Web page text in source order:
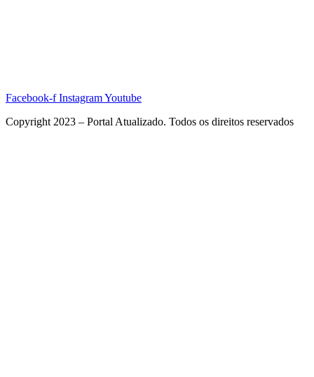
Facebook-f InstagramYoutube
Copyright 2023 – Portal Atualizado. Todos os direitos reservados